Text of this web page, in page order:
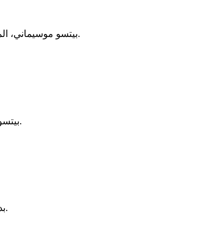
بيتسو موسيماني، المدير الفني للفريق الأول لكرة القدم بالنادي الأهلي، عقد اجتماعًا مع الجهاز المعاون له، على هامش المران الذي أقيم مساء اليوم على ملعب التتش بالجزيرة.
بيتسو موسيماني، المدير الفني للفريق الأول لكرة القدم بالنادي، عقد محاضرة فنية بالفيديو للاعبين قبل انطلاق المران المسائي اليوم على ملعب التتش بالجزيرة.
بدر بانون، مدافع الفريق الأول لكرة القدم بالنادي، أدى تدريبات منفردة على هامش المران الجماعي للفريق الذي أقيم مساء اليوم على ملعب التتش بالجزيرة.